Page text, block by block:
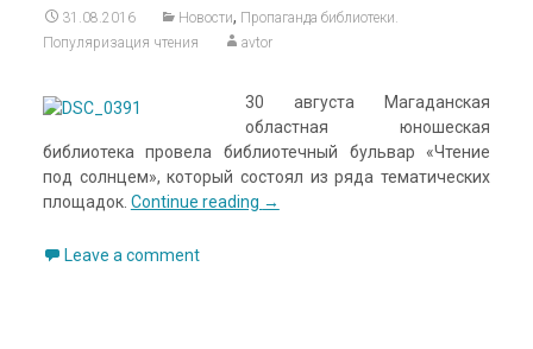
31.08.2016 Новости, Пропаганда библиотеки.
Популяризация чтения
avtor
30 августа Магаданская
областная юношеская
библиотека провела библиотечный бульвар «Чтение
под солнцем», который состоял из ряда тематических
площадок. Continue reading →
Leave a comment